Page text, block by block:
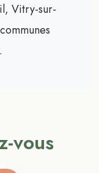
Vitry-sur-
vous